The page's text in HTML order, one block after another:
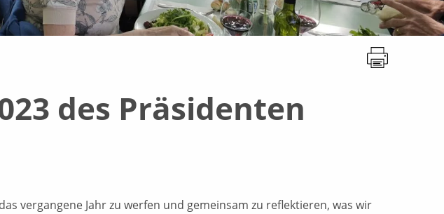
des Präsidenten
vergangene Jahr zu werfen und gemeinsam zu reflektieren, was wir